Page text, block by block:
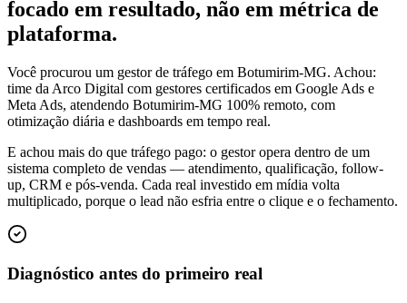
focado em resultado, não em métrica de
plataforma.
Você procurou um gestor de tráfego em Botumirim-MG. Achou:
time da Arco Digital com gestores certificados em Google Ads e
Meta Ads, atendendo Botumirim-MG 100% remoto, com
otimização diária e dashboards em tempo real.
E achou mais do que tráfego pago: o gestor opera dentro de um
sistema completo de vendas — atendimento, qualificação, follow-
up, CRM e pós-venda. Cada real investido em mídia volta
multiplicado, porque o lead não esfria entre o clique e o fechamento.
Diagnóstico antes do primeiro real